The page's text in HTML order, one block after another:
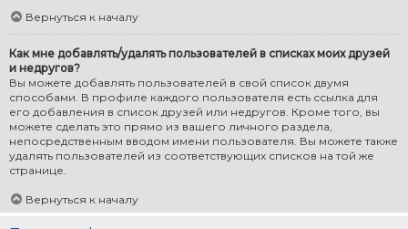
Вернуться к началу
Как мне добавлять/удалять пользователей в списках моих друзей
и недругов?
Вы можете добавлять пользователей в свой список двумя
способами. В профиле каждого пользователя есть ссылка для
его добавления в список друзей или недругов. Кроме того, вы
можете сделать это прямо из вашего личного раздела,
непосредственным вводом имени пользователя. Вы можете также
удалять пользователей из соответствующих списков на той же
странице.
Вернуться к началу